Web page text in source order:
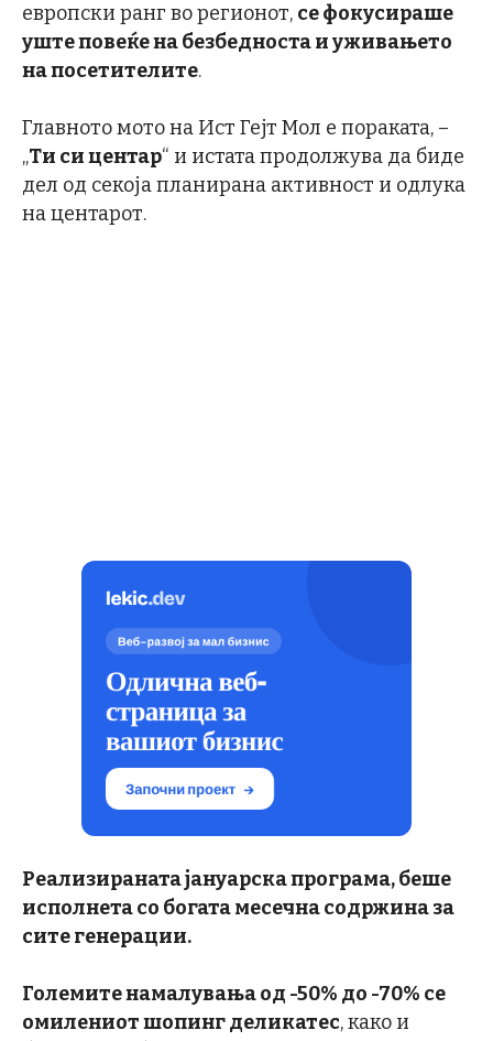
европски ранг во регионот, се фокусираше
уште повеќе на безбедноста и уживањето
на посетителите.
Главното мото на Ист Гејт Мол е пораката, –
„Ти си центар“ и истата продолжува да биде
дел од секоја планирана активност и одлука
на центарот.
Реализираната јануарска програма, беше
исполнета со богата месечна содржина за
сите генерации.
Големите намалувања од -50% до -70% се
омилениот шопинг деликатес, како и